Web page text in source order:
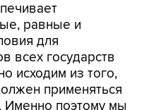
равные и
для
всех государств
исходим из того,
применяться
Именно поэтому мы